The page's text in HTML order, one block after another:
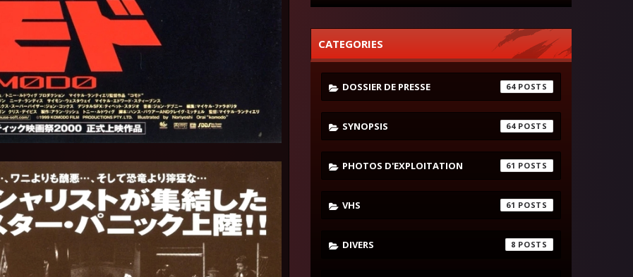
CATEGORIES
DOSSIER DE PRESSE 64
SYNOPSIS 64
PHOTOS D'EXPLOITATION 61
VHS 61
DIVERS 8